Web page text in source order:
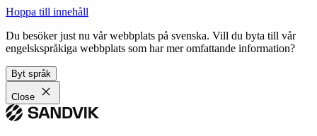
Hoppa till innehåll
Du besöker just nu vår webbplats på svenska. Vill du byta till vår
engelskspråkiga webbplats som har mer omfattande information?
Byt språk
Close